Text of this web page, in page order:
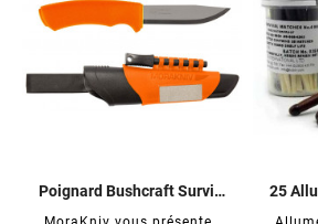
Poignard Bushcraft Survival